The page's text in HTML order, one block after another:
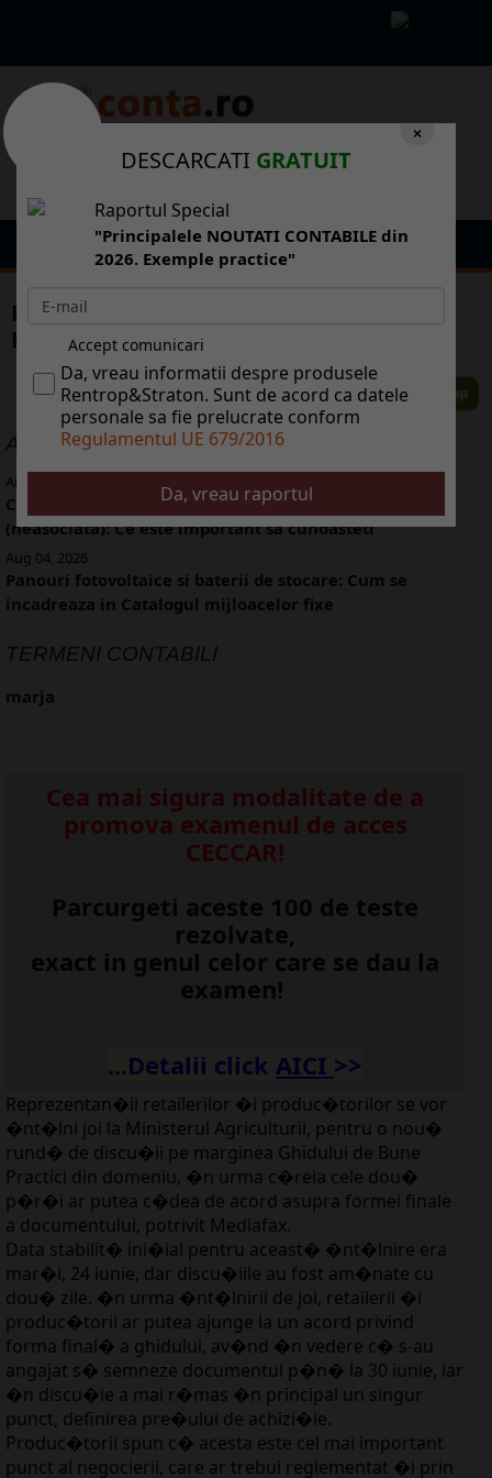
Retailerii i productorii rediscut Ghidul de
Bune Practici
ALTE ARTICOLE
Aug 05, 2026
Creditare societate de catre o persoana fizica
(neasociata): Ce este important sa cunoasteti
Aug 04, 2026
Panouri fotovoltaice si baterii de stocare: Cum se
incadreaza in Catalogul mijloacelor fixe
TERMENI CONTABILI
marja
Cea mai sigura modalitate de a
promova examenul de acces
CECCAR!
Parcurgeti aceste 100 de teste
rezolvate,
exact in genul celor care se dau la
examen!
...Detalii click AICI >>
Reprezentan�ii retailerilor �i produc�torilor se vor
�nt�lni joi la Ministerul Agriculturii, pentru o nou�
rund� de discu�ii pe marginea Ghidului de Bune
Practici din domeniu, �n urma c�reia cele dou�
p�r�i ar putea c�dea de acord asupra formei finale
a documentului, potrivit Mediafax.
Data stabilit� ini�ial pentru aceast� �nt�lnire era
mar�i, 24 iunie, dar discu�iile au fost am�nate cu
dou� zile. �n urma �nt�lnirii de joi, retailerii �i
produc�torii ar putea ajunge la un acord privind
forma final� a ghidului, av�nd �n vedere c� s-au
angajat s� semneze documentul p�n� la 30 iunie, iar
�n discu�ie a mai r�mas �n principal un singur
punct, definirea pre�ului de achizi�ie.
Produc�torii spun c� acesta este cel mai important
punct al negocierii, care ar trebui reglementat �i prin
×
DESCARCATI GRATUIT
Raportul Special
"Principalele NOUTATI CONTABILE din
2026. Exemple practice"
Accept comunicari
Da, vreau informatii despre produsele
Rentrop&Straton. Sunt de acord ca datele
personale sa fie prelucrate conform
Regulamentul UE 679/2016